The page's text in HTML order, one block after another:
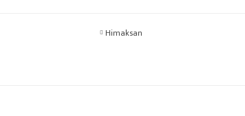
Himaksan